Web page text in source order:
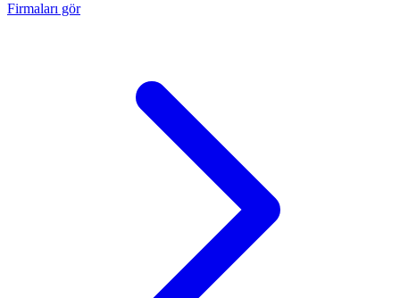
Firmaları gör